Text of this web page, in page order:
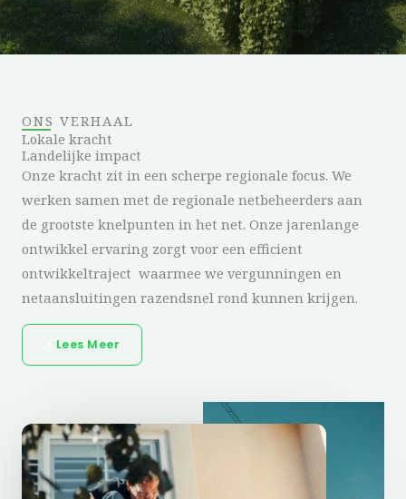
ONS VERHAAL
Lokale kracht
Landelijke impact
Onze kracht zit in een scherpe regionale focus. We
werken samen met de regionale netbeheerders aan
de grootste knelpunten in het net. Onze jarenlange
ontwikkel ervaring zorgt voor een efficient
ontwikkeltraject waarmee we vergunningen en
netaansluitingen razendsnel rond kunnen krijgen.
Lees Meer